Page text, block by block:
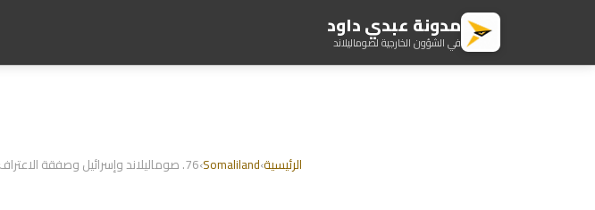
مدونة عبدي داود
في الشؤون الخارجية لصوماليلاند
الرئيسية›
Somaliland
›76. صوماليلاند وإسرائيل وصفقة الاعتراف